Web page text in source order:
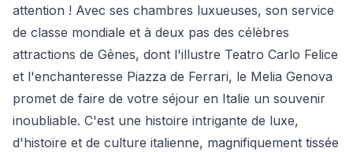
attention ! Avec ses chambres luxueuses, son service
de classe mondiale et à deux pas des célèbres
attractions de Gênes, dont l'illustre Teatro Carlo Felice
et l'enchanteresse Piazza de Ferrari, le Melia Genova
promet de faire de votre séjour en Italie un souvenir
inoubliable. C'est une histoire intrigante de luxe,
d'histoire et de culture italienne, magnifiquement tissée